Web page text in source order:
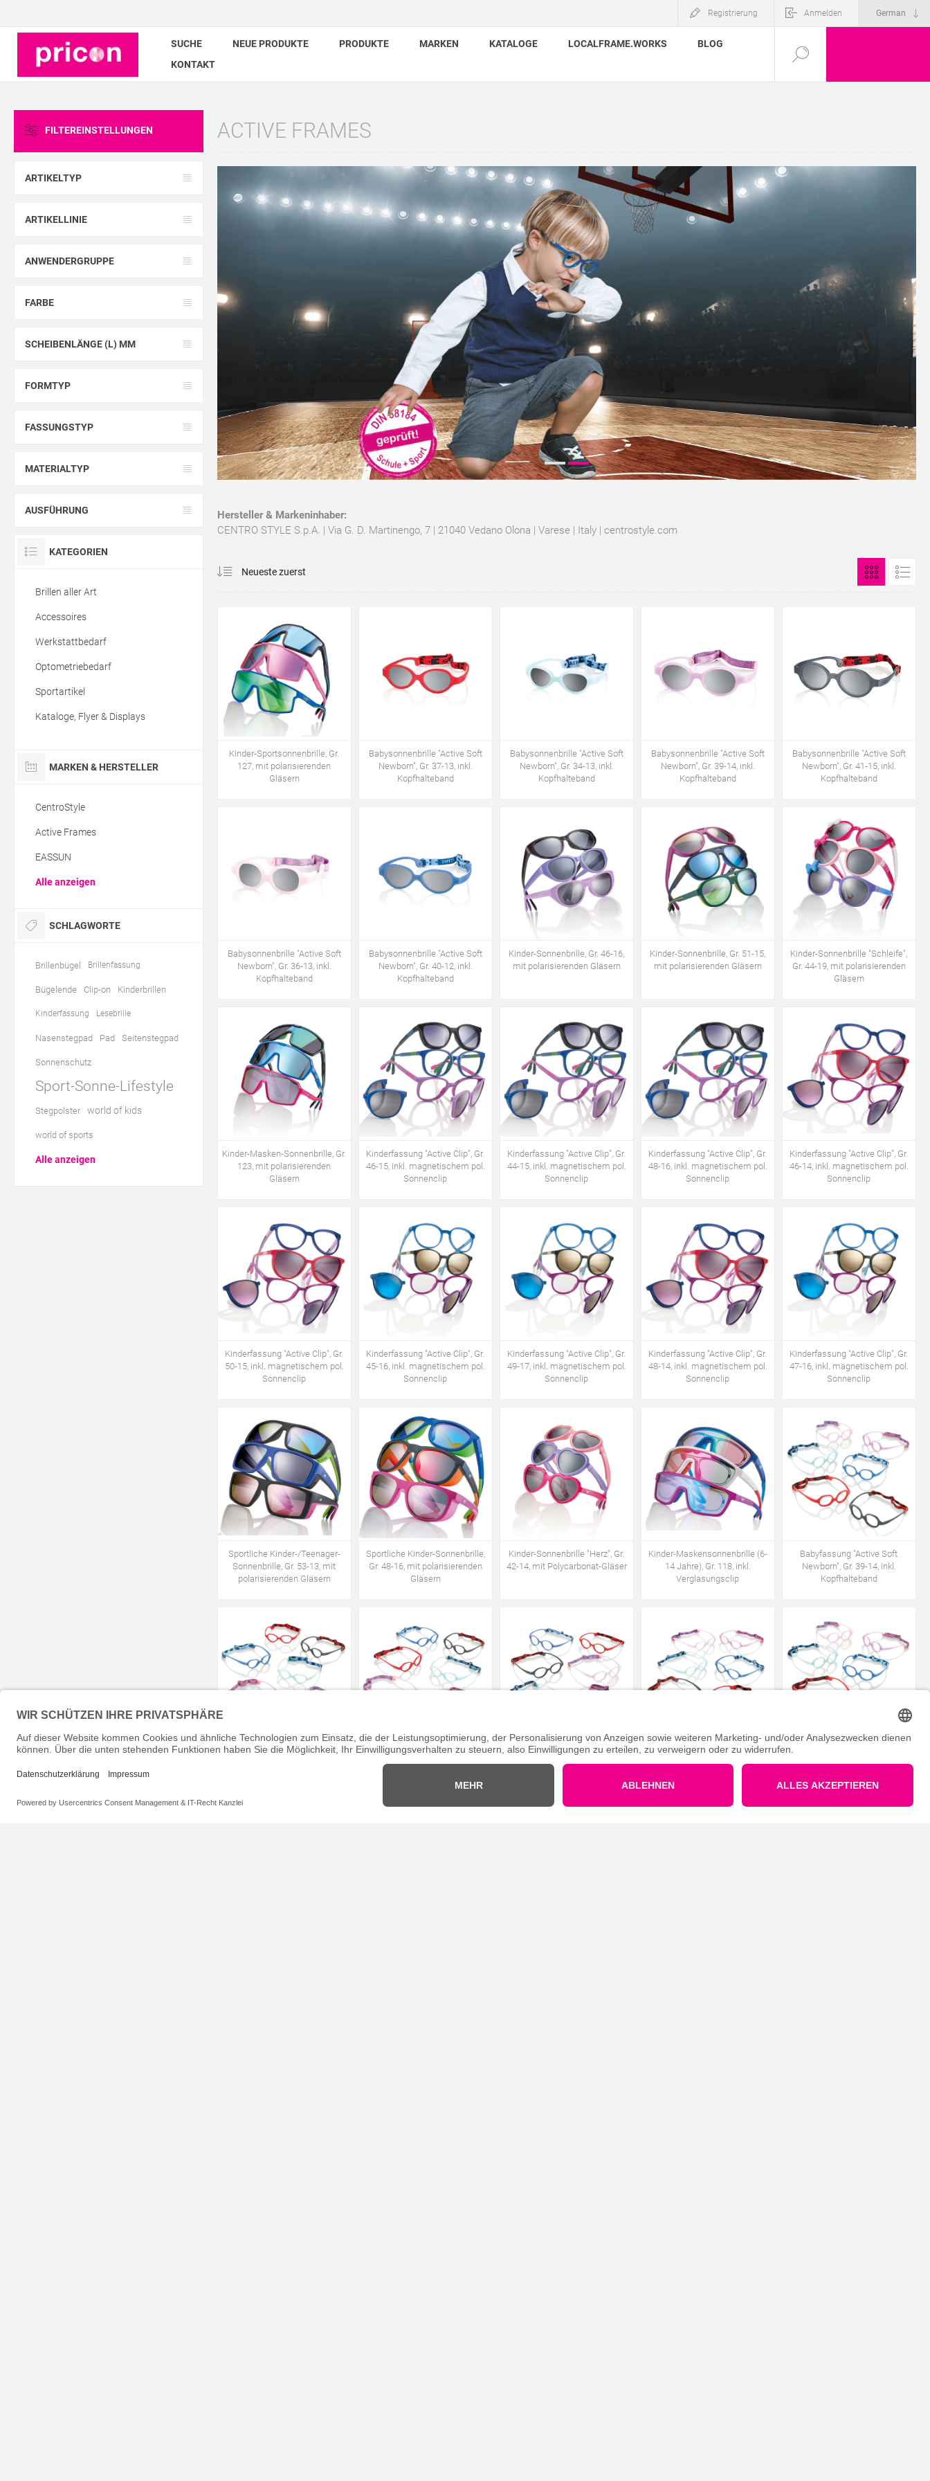
Registrierung Anmelden
SUCHE NEUE PRODUKTE PRODUKTE MARKEN KATALOGE LOCALFRAME.WORKS
BLOG
KONTAKT
ACTIVE FRAMES
Hersteller & Markeninhaber:
CENTRO STYLE S.p.A. | Via G. D. Martinengo, 7 | 21040 Vedano Olona | Varese | Italy | centrostyle.com
Kinder-Sportsonnenbrille, Gr.
127, mit polarisierenden
Gläsern
Babysonnenbrille "Active Soft
Newborn", Gr. 37-13, inkl.
Kopfhalteband
Babysonnenbrille "Active Soft
Newborn", Gr. 34-13, inkl.
Kopfhalteband
Babysonnenbrille "Active Soft
Newborn", Gr. 39-14, inkl.
Kopfhalteband
Babysonnenbrille "Active Soft
Newborn", Gr. 41-15, inkl.
Kopfhalteband
Babysonnenbrille "Active Soft
Newborn", Gr. 36-13, inkl.
Kopfhalteband
Babysonnenbrille "Active Soft
Newborn", Gr. 40-12, inkl.
Kopfhalteband
Kinder-Sonnenbrille, Gr. 46-16,
mit polarisierenden Gläsern
Kinder-Sonnenbrille, Gr. 51-15,
mit polarisierenden Gläsern
Kinder-Sonnenbrille "Schleife",
Gr. 44-19, mit polarisierenden
Gläsern
Kinder-Masken-Sonnenbrille, Gr.
123, mit polarisierenden
Gläsern
Kinderfassung "Active Clip", Gr.
46-15, inkl. magnetischem pol.
Sonnenclip
Kinderfassung "Active Clip", Gr.
44-15, inkl. magnetischem pol.
Sonnenclip
Kinderfassung "Active Clip", Gr.
48-16, inkl. magnetischem pol.
Sonnenclip
Kinderfassung "Active Clip", Gr.
46-14, inkl. magnetischem pol.
Sonnenclip
Kinderfassung "Active Clip", Gr.
50-15, inkl. magnetischem pol.
Sonnenclip
Kinderfassung "Active Clip", Gr.
45-16, inkl. magnetischem pol.
Sonnenclip
Kinderfassung "Active Clip", Gr.
49-17, inkl. magnetischem pol.
Sonnenclip
Kinderfassung "Active Clip", Gr.
48-14, inkl. magnetischem pol.
Sonnenclip
Kinderfassung "Active Clip", Gr.
47-16, inkl. magnetischem pol.
Sonnenclip
Sportliche Kinder-/Teenager-
Sonnenbrille, Gr. 53-13, mit
polarisierenden Gläsern
Sportliche Kinder-Sonnenbrille,
Gr. 48-16, mit polarisierenden
Gläsern
Kinder-Sonnenbrille "Herz", Gr.
42-14, mit Polycarbonat-Gläser
Kinder-Maskensonnenbrille (6-
14 Jahre), Gr. 118, inkl.
Verglasungsclip
Babyfassung "Active Soft
Newborn", Gr. 39-14, inkl.
Kopfhalteband
Babyfassung "Active Soft
Babyfassung "Active Soft
Newborn", Gr. 37-13, inkl.
Babyfassung "Active Soft
Newborn", Gr. 41-15, inkl.
Babyfassung "Active Soft
Newborn", Gr. 40-12, inkl.
Newborn", Gr. 36-13, inkl.
FILTEREINSTELLUNGEN
ARTIKELTYP
ARTIKELLINIE
ANWENDERGRUPPE
FARBE
SCHEIBENLÄNGE (L) MM
FORMTYP
FASSUNGSTYP
MATERIALTYP
AUSFÜHRUNG
KATEGORIEN
Brillen aller Art
Accessoires
Werkstattbedarf
Optometriebedarf
Sportartikel
Kataloge, Flyer & Displays
MARKEN & HERSTELLER
CentroStyle
Active Frames
EASSUN
Alle anzeigen
SCHLAGWORTE
Brillenbügel Brillenfassung
Bügelende Clip-on Kinderbrillen
Kinderfassung Lesebrille
Nasenstegpad Pad Seitenstegpad
Sonnenschutz
Sport-Sonne-Lifestyle
Stegpolster world of kids
world of sports
Alle anzeigen